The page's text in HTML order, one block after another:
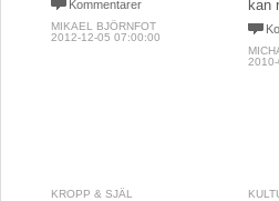
Kommentarer
MIKAEL BJÖRNFOT
2012-12-05 07:00:00
kan
KROPP & SJÄL